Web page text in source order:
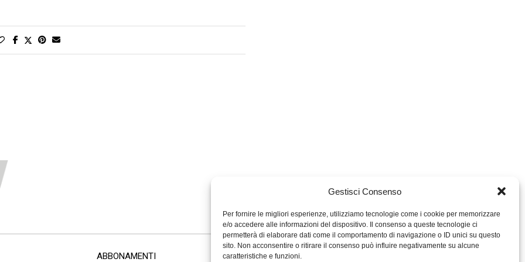
Gestisci Consenso
Per fornire le migliori esperienze, utilizziamo tecnologie come i cookie per memorizzare
e/o accedere alle informazioni del dispositivo. Il consenso a queste tecnologie ci
permetterà di elaborare dati come il comportamento di navigazione o ID unici su questo
sito. Non acconsentire o ritirare il consenso può influire negativamente su alcune
caratteristiche e funzioni.
ABBONAMENTI MIGROS TICINO